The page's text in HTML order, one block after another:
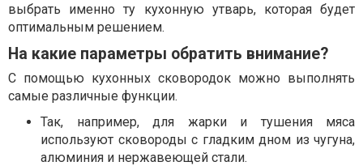
выбрать именно ту кухонную утварь, которая будет
оптимальным решением.
На какие параметры обратить внимание?
С помощью кухонных сковородок можно выполнять
самые различные функции.
Так, например, для жарки и тушения мяса
используют сковороды с гладким дном из чугуна,
алюминия и нержавеющей стали.